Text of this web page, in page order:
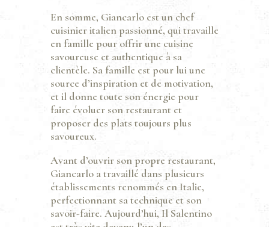
En somme, Giancarlo est un chef
cuisinier italien passionné, qui travaille
en famille pour offrir une cuisine
savoureuse et authentique à sa
clientèle. Sa famille est pour lui une
source d’inspiration et de motivation,
et il donne toute son énergie pour
faire évoluer son restaurant et
proposer des plats toujours plus
savoureux.
Avant d’ouvrir son propre restaurant,
Giancarlo a travaillé dans plusieurs
établissements renommés en Italie,
perfectionnant sa technique et son
savoir-faire. Aujourd’hui, Il Salentino